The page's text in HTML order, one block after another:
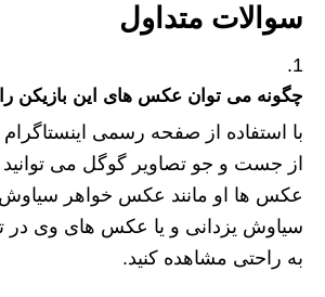
سوالات متداول
چگونه می توان عکس های این بازیکن
با استفاده از صفحه رسمی اینستاگرام
از جست و جو تصاویر گوگل می توانید
عکس ها او مانند عکس خواهر سیاوش
سیاوش یزدانی و یا عکس های وی در
به راحتی مشاهده کنید.